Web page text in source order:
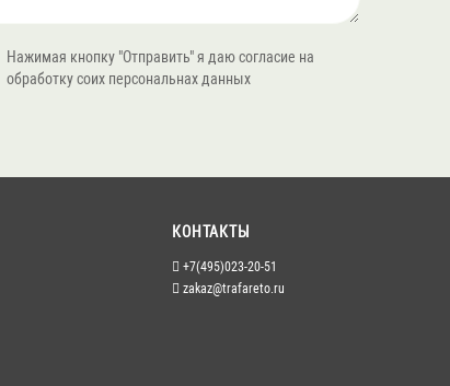
Нажимая кнопку "Отправить" я даю согласие на
обработку соих персональнах данных
КОНТАКТЫ
+7(495)023-20-51
zakaz@trafareto.ru